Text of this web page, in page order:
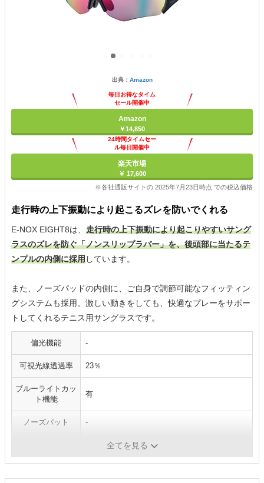
出典： Amazon
毎日お得なタイム
セール開催中
Amazon
￥14,850
24時間タイムセー
ル毎日開催中
楽天市場
￥ 17,600
※各社通販サイトの 2025年7月23日時点 での税込価格
走行時の上下振動により起こるズレを防いでくれる
E-NOX EIGHT8は、 走行時の上下振動により起こりやすいサング
ラスのズレを防ぐ「ノンスリップラバー」を、後頭部に当たるテ
ンプルの内側に採用しています。
また、ノーズパッドの内側に、ご自身で調節可能なフィッティン
グシステムも採用。激しい動きをしても、快適なプレーをサポー
トしてくれるテニス用サングラスです。
偏光機能 -
可視光線透過率 23％
ブルーライトカッ
ト機能
有
ノーズパット -
レッドシャドーミラー×スモーク
全てを見る